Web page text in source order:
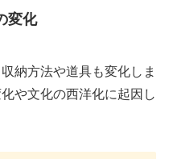
変化
納方法や道具も変化しま
や文化の西洋化に起因し